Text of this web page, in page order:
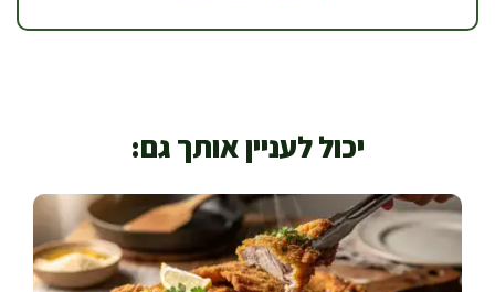
יכול לעניין אותך גם: